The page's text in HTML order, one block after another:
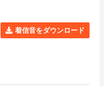
着信音をダウンロード